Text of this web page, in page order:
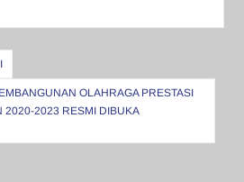
OLAHRAGA PRESTASI
2020-2023 RESMI DIBUKA